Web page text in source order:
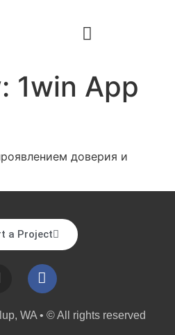
1win App
доверия и
a Project
WA • © All rights reserved